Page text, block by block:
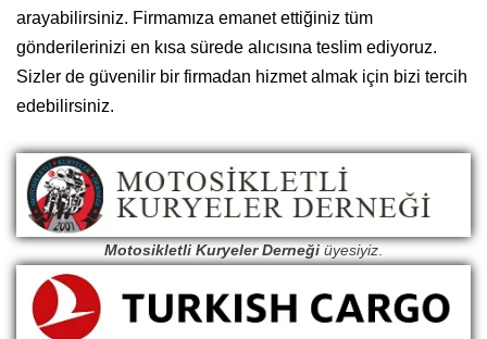
arayabilirsiniz. Firmamıza emanet ettiğiniz tüm
gönderilerinizi en kısa sürede alıcısına teslim ediyoruz.
Sizler de güvenilir bir firmadan hizmet almak için bizi tercih
edebilirsiniz.
Motosikletli Kuryeler Derneğiüyesiyiz.